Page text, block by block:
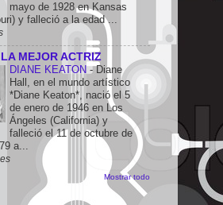
mayo de 1928 en Kansas
y falleció a la edad ...
MEJOR ACTRIZ
DIANE KEATON-Diane
Hall, en el mundo artístico
*Diane Keaton*, nació el 5
de enero de 1946 en Los
Ángeles (California) y
falleció el 11 de octubre de
a...
Mostrar todo